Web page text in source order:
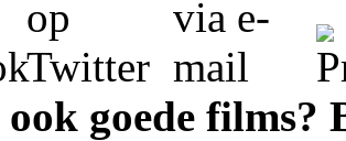
goede films?